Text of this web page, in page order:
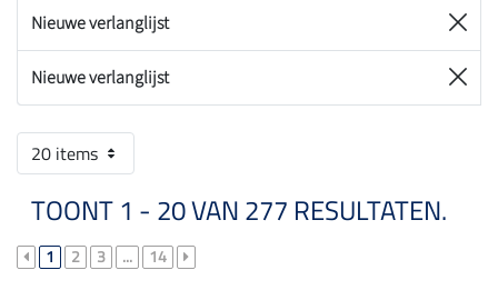
Nieuwe verlanglijst
Nieuwe verlanglijst
20 items
TOONT 1 - 20 VAN 277 RESULTATEN.
1 2 3 ... 14